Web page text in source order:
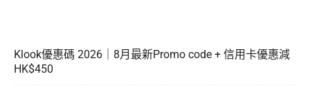
Klook優惠碼 2026｜8月最新Promo code + 信用卡優惠減
HK$450